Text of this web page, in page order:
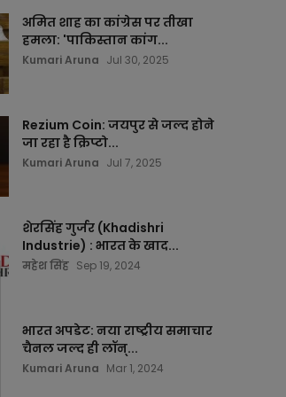
अमित शाह का कांग्रेस पर तीखा
हमला: 'पाकिस्तान कांग...
Kumari Aruna Jul 30, 2025
Rezium Coin: जयपुर से जल्द होने
जा रहा है क्रिप्टो...
Kumari Aruna Jul 7, 2025
शेरसिंह गुर्जर (Khadishri
Industrie) : भारत के खाद...
महेश सिंह Sep 19, 2024
भारत अपडेट: नया राष्ट्रीय समाचार
चैनल जल्द ही लॉन्...
Kumari Aruna Mar 1, 2024